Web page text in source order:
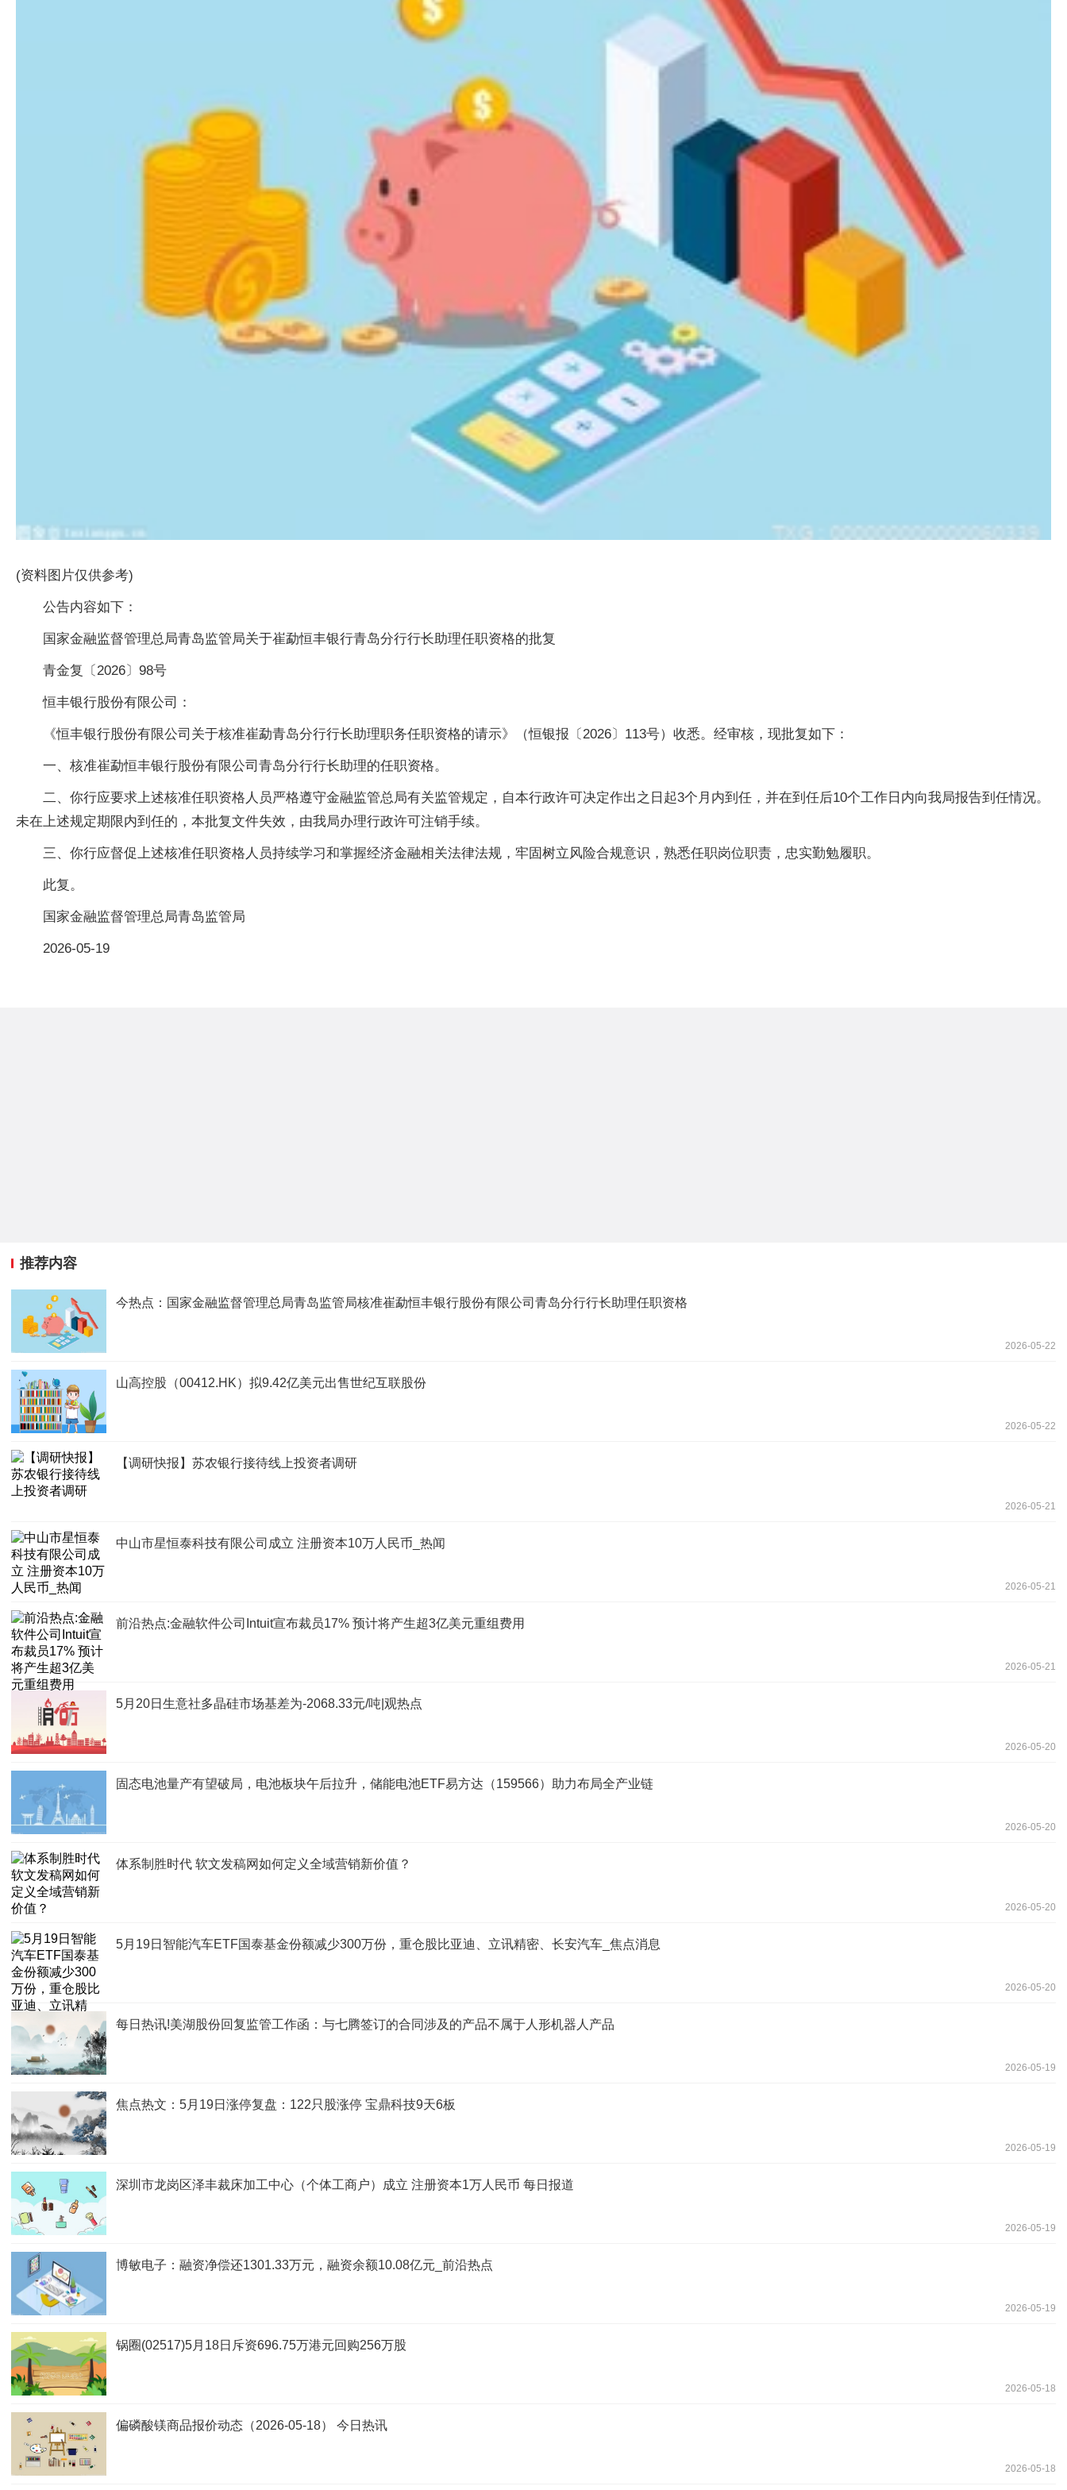
(资料图片仅供参考)
公告内容如下：
国家金融监督管理总局青岛监管局关于崔勐恒丰银行青岛分行行长助理任职资格的批复
青金复〔2026〕98号
恒丰银行股份有限公司：
《恒丰银行股份有限公司关于核准崔勐青岛分行行长助理职务任职资格的请示》（恒银报〔2026〕113号）收悉。经审核，现批复如下：
一、核准崔勐恒丰银行股份有限公司青岛分行行长助理的任职资格。
二、你行应要求上述核准任职资格人员严格遵守金融监管总局有关监管规定，自本行政许可决定作出之日起3个月内到任，并在到任后10个工作日内向我局报告到任情况。
未在上述规定期限内到任的，本批复文件失效，由我局办理行政许可注销手续。
三、你行应督促上述核准任职资格人员持续学习和掌握经济金融相关法律法规，牢固树立风险合规意识，熟悉任职岗位职责，忠实勤勉履职。
此复。
国家金融监督管理总局青岛监管局
2026-05-19
推荐内容
今热点：国家金融监督管理总局青岛监管局核准崔勐恒丰银行股份有限公司青岛分行行长助理任职资格
2026-05-22
山高控股（00412.HK）拟9.42亿美元出售世纪互联股份
2026-05-22
【调研快报】苏农银行接待线上投资者调研
2026-05-21
中山市星恒泰科技有限公司成立 注册资本10万人民币_热闻
2026-05-21
前沿热点:金融软件公司Intuit宣布裁员17% 预计将产生超3亿美元重组费用
2026-05-21
5月20日生意社多晶硅市场基差为-2068.33元/吨|观热点
2026-05-20
固态电池量产有望破局，电池板块午后拉升，储能电池ETF易方达（159566）助力布局全产业链
2026-05-20
体系制胜时代 软文发稿网如何定义全域营销新价值？
2026-05-20
5月19日智能汽车ETF国泰基金份额减少300万份，重仓股比亚迪、立讯精密、长安汽车_焦点消息
2026-05-20
每日热讯!美湖股份回复监管工作函：与七腾签订的合同涉及的产品不属于人形机器人产品
2026-05-19
焦点热文：5月19日涨停复盘：122只股涨停 宝鼎科技9天6板
2026-05-19
深圳市龙岗区泽丰裁床加工中心（个体工商户）成立 注册资本1万人民币 每日报道
2026-05-19
博敏电子：融资净偿还1301.33万元，融资余额10.08亿元_前沿热点
2026-05-19
锅圈(02517)5月18日斥资696.75万港元回购256万股
2026-05-18
偏磷酸镁商品报价动态（2026-05-18） 今日热讯
2026-05-18